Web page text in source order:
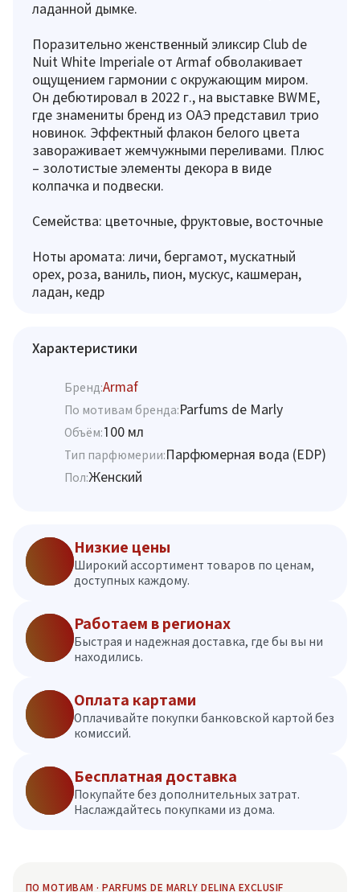
ладанной дымке.
Поразительно женственный эликсир Club de
Nuit White Imperiale от Armaf обволакивает
ощущением гармонии с окружающим миром.
Он дебютировал в 2022 г., на выставке BWME,
где знамениты бренд из ОАЭ представил трио
новинок. Эффектный флакон белого цвета
завораживает жемчужными переливами. Плюс
– золотистые элементы декора в виде
колпачка и подвески.
Семейства: цветочные, фруктовые, восточные
Ноты аромата: личи, бергамот, мускатный
орех, роза, ваниль, пион, мускус, кашмеран,
ладан, кедр
Характеристики
Бренд:Armaf
По мотивам бренда:Parfums de Marly
Объём:100 мл
Тип парфюмерии:Парфюмерная вода (EDP)
Пол:Женский
Низкие цены
Широкий ассортимент товаров по ценам,
доступных каждому.
Работаем в регионах
Быстрая и надежная доставка, где бы вы ни
находились.
Оплата картами
Оплачивайте покупки банковской картой без
комиссий.
Бесплатная доставка
Покупайте без дополнительных затрат.
Наслаждайтесь покупками из дома.
ПО МОТИВАМ · PARFUMS DE MARLY DELINA EXCLUSIF